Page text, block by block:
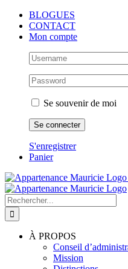
Passer
contenu
BLOGUES
CONTACT
Mon compte
Se souvenir de moi
S'enregistrer
Panier
Rechercher:
À PROPOS
Conseil
Mission